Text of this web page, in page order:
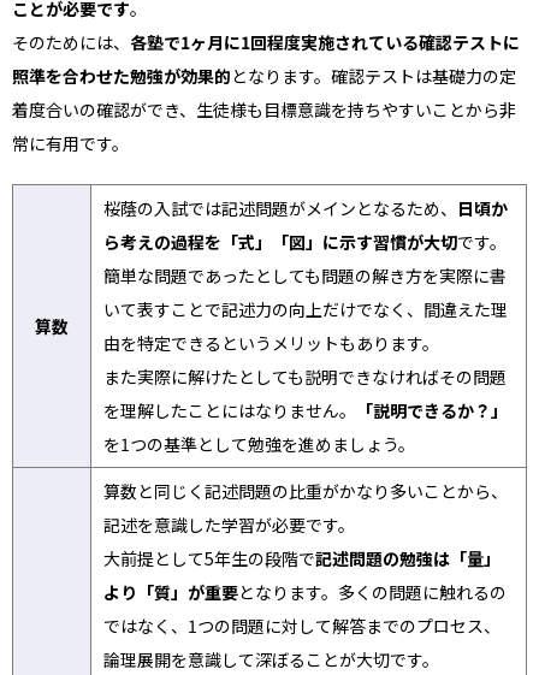
ことが必要です。
そのためには、 各塾で1ヶ月に1回程度実施されている確認テストに
照準を合わせた勉強が効果的となります。確認テストは基礎力の定
着度合いの確認ができ、生徒様も目標意識を持ちやすいことから非
常に有用です。
算数
桜蔭の入試では記述問題がメインとなるため、 日頃か
ら考えの過程を「式」「図」に示す習慣が大切です。
簡単な問題であったとしても問題の解き方を実際に書
いて表すことで記述力の向上だけでなく、間違えた理
由を特定できるというメリットもあります。
また実際に解けたとしても説明できなければその問題
を理解したことにはなりません。
「説明できるか？」
を1つの基準として勉強を進めましょう。
算数と同じく記述問題の比重がかなり多いことから、
記述を意識した学習が必要です。
大前提として5年生の段階で記述問題の勉強は「量」
より「質」が重要となります。多くの問題に触れるの
ではなく、1つの問題に対して解答までのプロセス、
論理展開を意識して深ぼることが大切です。